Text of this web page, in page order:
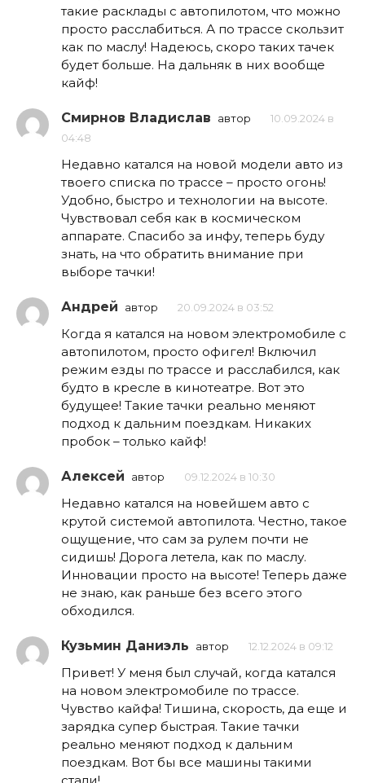
такие расклады с автопилотом, что можно
просто расслабиться. А по трассе скользит
как по маслу! Надеюсь, скоро таких тачек
будет больше. На дальняк в них вообще
кайф!
Смирнов Владислав автор
10.09.2024 в
04:48
Недавно катался на новой модели авто из
твоего списка по трассе – просто огонь!
Удобно, быстро и технологии на высоте.
Чувствовал себя как в космическом
аппарате. Спасибо за инфу, теперь буду
знать, на что обратить внимание при
выборе тачки!
Андрей автор 20.09.2024 в 03:52
Когда я катался на новом электромобиле с
автопилотом, просто офигел! Включил
режим езды по трассе и расслабился, как
будто в кресле в кинотеатре. Вот это
будущее! Такие тачки реально меняют
подход к дальним поездкам. Никаких
пробок – только кайф!
Алексей автор 09.12.2024 в 10:30
Недавно катался на новейшем авто с
крутой системой автопилота. Честно, такое
ощущение, что сам за рулем почти не
сидишь! Дорога летела, как по маслу.
Инновации просто на высоте! Теперь даже
не знаю, как раньше без всего этого
обходился.
Кузьмин Даниэль автор 12.12.2024 в 09:12
Привет! У меня был случай, когда катался
на новом электромобиле по трассе.
Чувство кайфа! Тишина, скорость, да еще и
зарядка супер быстрая. Такие тачки
реально меняют подход к дальним
поездкам. Вот бы все машины такими